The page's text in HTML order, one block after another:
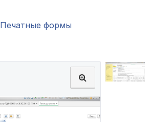
Печатные формы